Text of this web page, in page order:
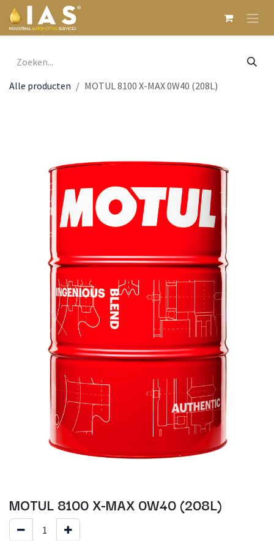
Overslaan naar inhoud
Alle producten MOTUL 8100 X-MAX 0W40 (208L)
MOTUL 8100 X-MAX 0W40 (208L)